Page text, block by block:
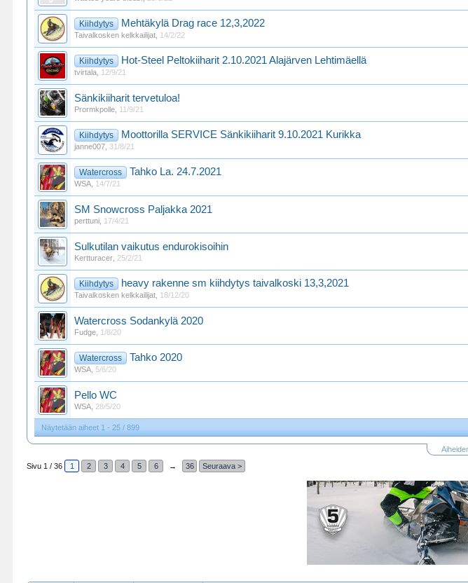
Kiihdytys Mehtäkylä Drag race 12,3,2022
Taivalkosken kelkkailijat 14/2/22
Kiihdytys Hot-Steel Peltokiiharit 2.10.2021 Alajärven Lehtimäellä
tvirtala 12/9/21
Sänkikiiharit tervetuloa!
Prormkpolle 11/9/21
Kiihdytys Moottorilla SERVICE Sänkikiiharit 9.10.2021 Kurikka
janne007 31/8/21
Watercross Tahko La. 24.7.2021
WSA 14/7/21
SM Snowcross Paljakka 2021
perttuni 17/4/21
Sulkutilan vaikutus endurokisoihin
Kertturacer 25/2/21
Kiihdytys heavy rakenne sm kiihdytys taivalkoski 13,3,2021
Taivalkosken kelkkailijat 18/12/20
Watercross Sodankylä 2020
Fudge 1/8/20
Watercross Tahko 2020
WSA 5/6/20
Pello WC
WSA 28/5/20
Näytetään aiheet 1 - 25 / 899
Sivu 1 / 36 1 2 3 4 5 6 → 36 Seuraava >